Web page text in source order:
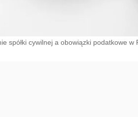
spółki cywilnej a obowiązki podatkowe w